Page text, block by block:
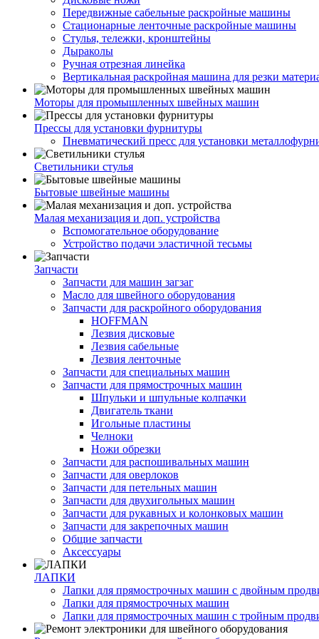
Передвижные сабельные раскройные машины
Стационарные ленточные раскройные машины
Стулья, тележки, кронштейны
Дыраколы
Ручная отрезная линейка
Вертикальная раскройная машина для резки
Моторы для промышленных швейных машин
Прессы для установки фурнитуры
Пневматический пресс для установки
Светильники стулья
Бытовые швейные машины
Малая механизация и доп. устройства
Вспомогательное оборудование
Устройство подачи эластичной тесьмы
Запчасти
Запчасти для машин загзаг
Масло для швейного оборудования
Запчасти для раскройного оборудования
HOFFMAN
Лезвия дисковые
Лезвия сабельные
Лезвия ленточные
Запчасти для специальных машин
Запчасти для прямострочных машин
Шпульки и шпульные колпачки
Двигатель ткани
Игольные пластины
Челноки
Ножи обрезки
Запчасти для распошивальных машин
Запчасти для оверлоков
Запчасти для петельных машин
Запчасти для двухигольных машин
Запчасти для рукавных и колонковых машин
Запчасти для закрепочных машин
Общие запчасти
Аксессуары
ЛАПКИ
Лапки для прямострочных машин с двойным
Лапки для прямострочных машин
Лапки для прямострочных машин с тройным